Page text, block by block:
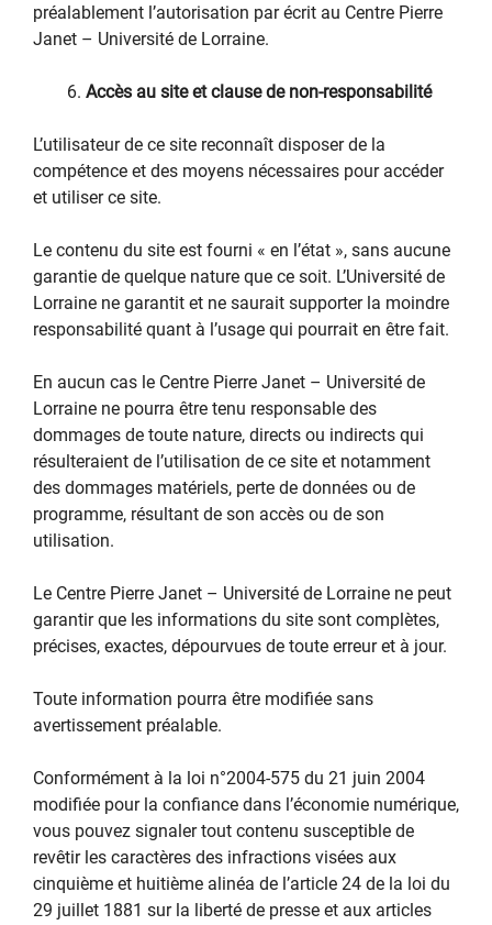
préalablement l’autorisation par écrit au Centre Pierre
Janet – Université de Lorraine.
Accès au site et clause de non-responsabilité
L’utilisateur de ce site reconnaît disposer de la
compétence et des moyens nécessaires pour accéder
et utiliser ce site.
Le contenu du site est fourni « en l’état », sans aucune
garantie de quelque nature que ce soit. L’Université de
Lorraine ne garantit et ne saurait supporter la moindre
responsabilité quant à l’usage qui pourrait en être fait.
En aucun cas le Centre Pierre Janet – Université de
Lorraine ne pourra être tenu responsable des
dommages de toute nature, directs ou indirects qui
résulteraient de l’utilisation de ce site et notamment
des dommages matériels, perte de données ou de
programme, résultant de son accès ou de son
utilisation.
Le Centre Pierre Janet – Université de Lorraine ne peut
garantir que les informations du site sont complètes,
précises, exactes, dépourvues de toute erreur et à jour.
Toute information pourra être modifiée sans
avertissement préalable.
Conformément à la loi n°2004-575 du 21 juin 2004
modifiée pour la confiance dans l’économie numérique,
vous pouvez signaler tout contenu susceptible de
revêtir les caractères des infractions visées aux
cinquième et huitième alinéa de l’article 24 de la loi du
29 juillet 1881 sur la liberté de presse et aux articles